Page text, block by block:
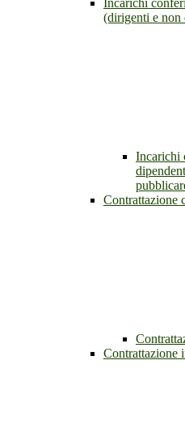
Incarichi
(dirigenti e non
Incarichi
Contrattazione
Contrattazione